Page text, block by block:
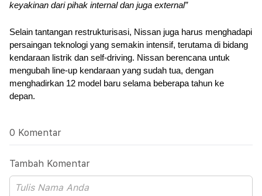
keyakinan dari pihak internal dan juga external”
Selain tantangan restrukturisasi, Nissan juga harus menghadapi
persaingan teknologi yang semakin intensif, terutama di bidang
kendaraan listrik dan self-driving. Nissan berencana untuk
mengubah line-up kendaraan yang sudah tua, dengan
menghadirkan 12 model baru selama beberapa tahun ke
depan.
0 Komentar
Tambah Komentar